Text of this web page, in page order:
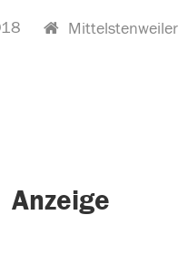
Mittelstenweiler
Anzeige